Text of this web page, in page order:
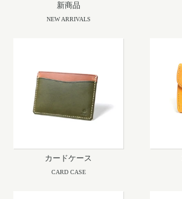
新商品
NEW ARRIVALS
カードケース
CARD CASE